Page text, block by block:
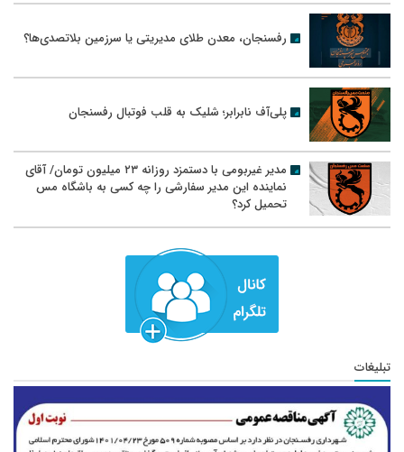
رفسنجان، معدن طلای مدیریتی یا سرزمین بلاتصدی‌ها؟
پلی‌آف نابرابر؛ شلیک به قلب فوتبال رفسنجان
مدیر غیربومی با دستمزد روزانه ۲۳ میلیون تومان/ آقای
نماینده این مدیر سفارشی را چه کسی به باشگاه مس
تحمیل کرد؟
تبلیغات